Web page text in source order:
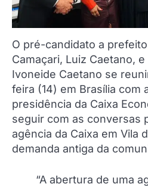
O pré-candidato a
Camaçari, Luiz Caetano,
Ivoneide Caetano se
feira (14) em Brasília com
presidência da Caixa
seguir com as conversas
agência da Caixa em Vila
demanda antiga da
“A abertura de uma